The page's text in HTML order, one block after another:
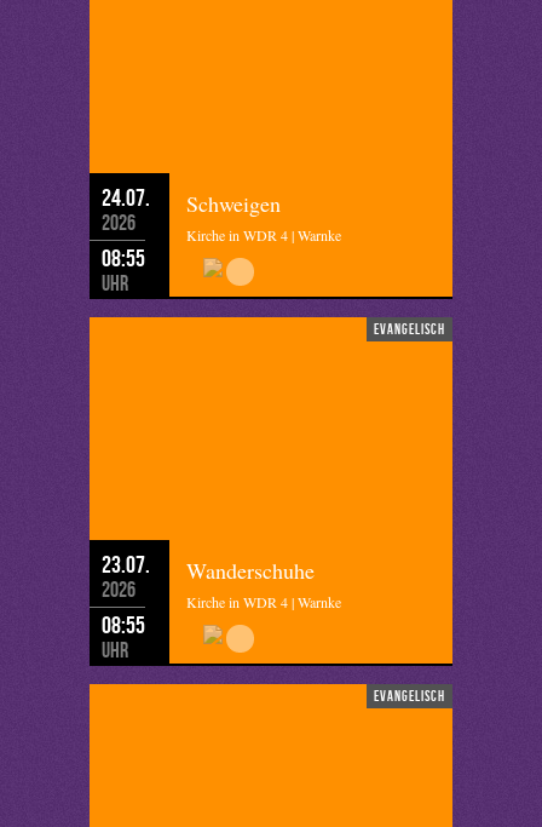
24.07.
2026
08:55
Uhr
Schweigen
Kirche in WDR 4 | Warnke
evangelisch
23.07.
2026
08:55
Uhr
Wanderschuhe
Kirche in WDR 4 | Warnke
evangelisch